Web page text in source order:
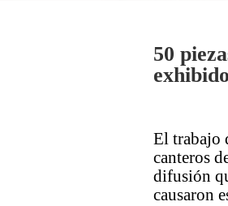
50
El trabajo
canteros
difusión
causaron